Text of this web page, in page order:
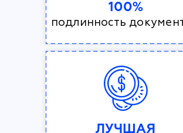
100%
подлинность
ЛУЧШАЯ